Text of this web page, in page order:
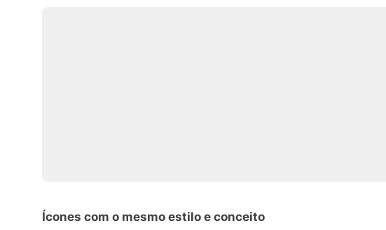
Ícones com o mesmo estilo e conceito